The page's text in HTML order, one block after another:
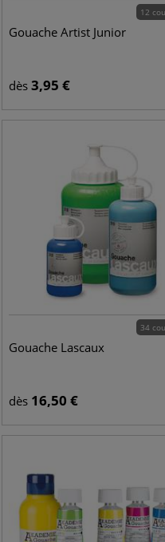
12
Gouache Artist Junior
dès 3,95 €
34
Gouache Lascaux
dès 16,50 €